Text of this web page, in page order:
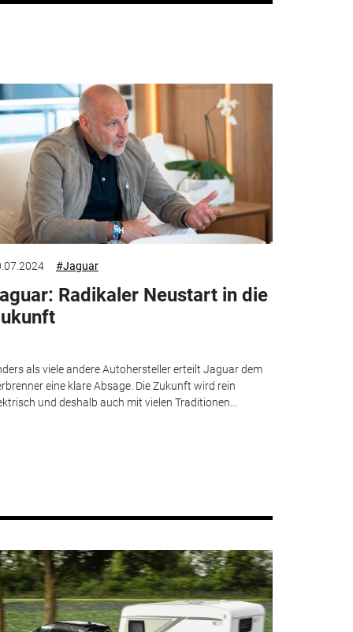
#Jaguar
Radikaler Neustart in die
als viele andere Autohersteller erteilt Jaguar dem
eine klare Absage. Die Zukunft wird rein
und deshalb auch mit vielen Traditionen...